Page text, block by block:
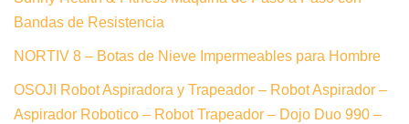
Bandas de Resistencia
NORTIV 8 – Botas de Nieve Impermeables para Hombre
OSOJI Robot Aspiradora y Trapeador – Robot Aspirador –
Aspirador Robotico – Robot Trapeador – Dojo Duo 990 –